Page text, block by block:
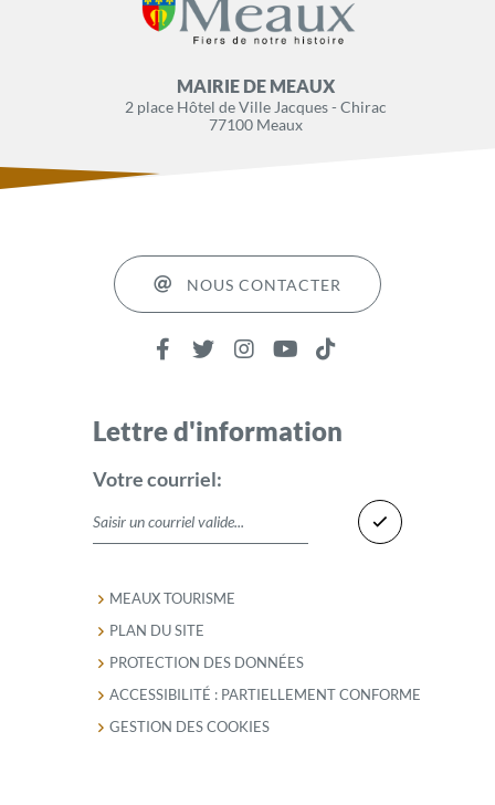
MAIRIE DE MEAUX
2 place Hôtel de Ville Jacques - Chirac
77100 Meaux
NOUS CONTACTER
Lettre d'information
Votre courriel:
MEAUX TOURISME
PLAN DU SITE
PROTECTION DES DONNÉES
ACCESSIBILITÉ : PARTIELLEMENT CONFORME
GESTION DES COOKIES